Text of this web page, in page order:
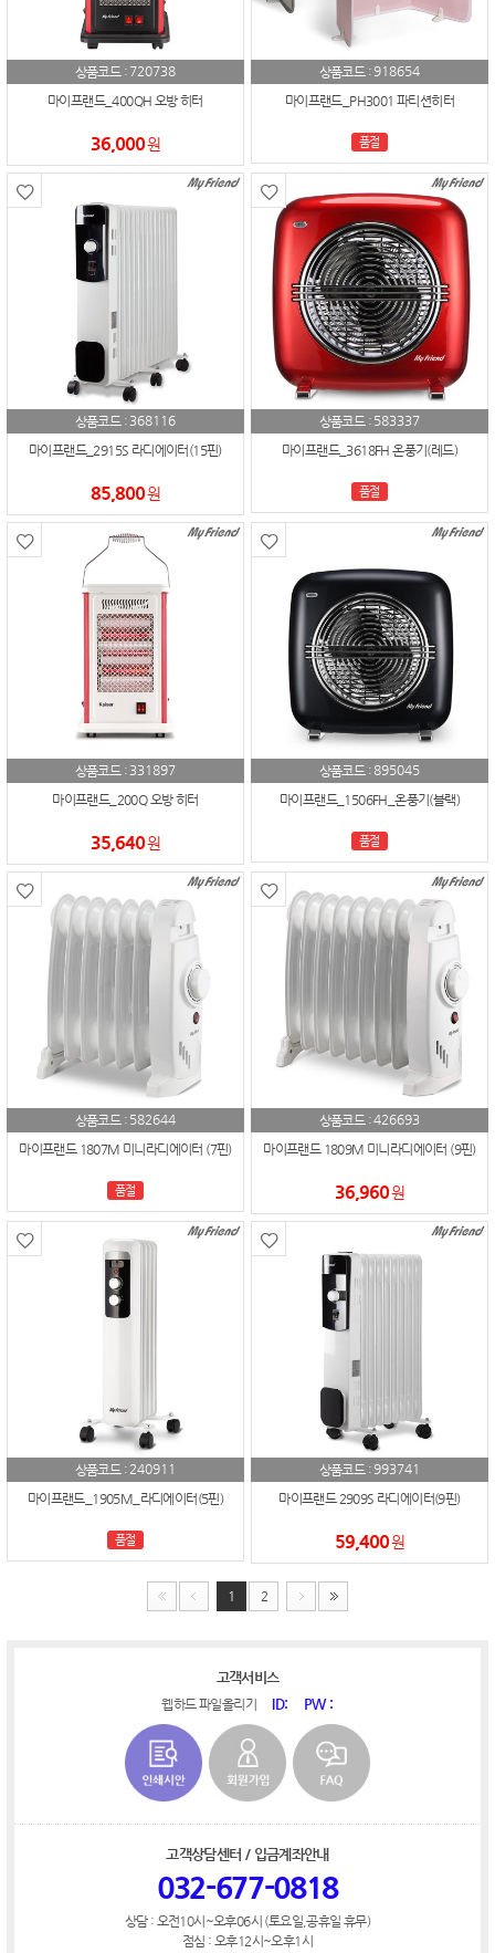
상품코드 : 720738
마이프랜드_400QH 오방 히터
36,000원
상품코드 :918654
마이프랜드_PH3001 파티션히터
품절
상품코드 : 368116
마이프랜드_2915S 라디에이터(15핀)
85,800원
상품코드 : 583337
마이프랜드_3618FH 온풍기(레드)
품절
상품코드 : 331897
마이프랜드_200Q 오방 히터
35,640원
상품코드 :895045
마이프랜드_1506FH_온풍기(블랙)
품절
상품코드 : 582644
마이프랜드 1807M 미니라디에이터 (7핀)
품절
상품코드 :426693
마이프랜드 1809M 미니라디에이터 (9핀)
36,960원
상품코드 :240911
마이프랜드_1905M_라디에이터(5핀)
품절
상품코드 :993741
마이프랜드 2909S 라디에이터(9핀)
59,400원
1 2
고객서비스
웹하드 파일올리기 ID: PW :
고객상담센터 / 입금계좌안내
032-677-0818
상담 : 오전10시~오후06시 (토요일,공휴일 휴무)
점심 : 오후12시~오후1시